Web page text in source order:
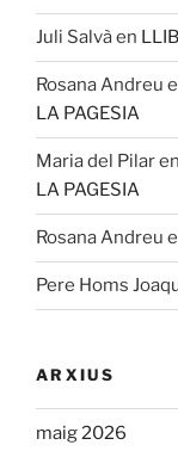
Juli Salvàen
Rosana Andreu
LA PAGESIA
Maria del Pilaren
LA PAGESIA
Rosana Andreu
Pere Homs
ARXIUS
maig 2026